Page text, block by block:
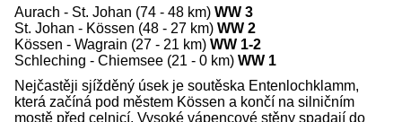
Aurach - St. Johan (74 - 48 km) WW 3
St. Johan - Kössen (48 - 27 km) WW 2
Kössen - Wagrain (27 - 21 km) WW 1-2
Schleching - Chiemsee (21 - 0 km) WW 1
Nejčastěji sjížděný úsek je soutěska Entenlochklamm,
která začíná pod městem Kössen a končí na silničním
mostě před celnicí. Vysoké vápencové stěny spadají do